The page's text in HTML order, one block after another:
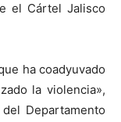
el Cártel Jalisco
ha coadyuvado
la violencia»,
Departamento